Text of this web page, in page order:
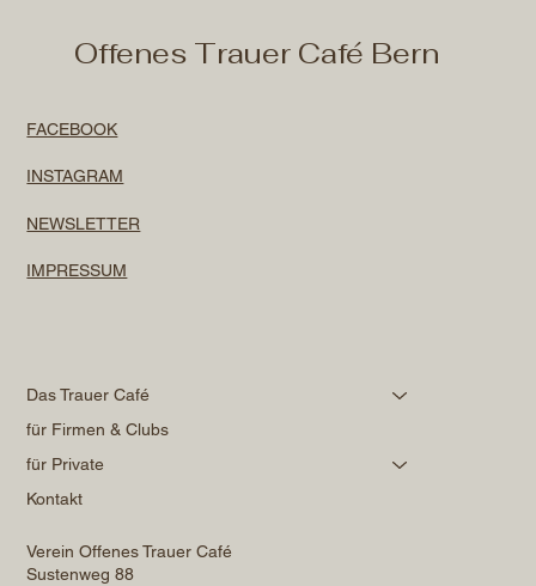
Offenes Trauer Café Bern
FACEBOOK
INSTAGRAM
NEWSLETTER
IMPRESSUM
Das Trauer Café
für Firmen & Clubs
für Private
Kontakt
Verein Offenes Trauer Café
Sustenweg 88